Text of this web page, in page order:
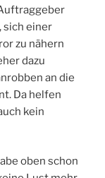
sich einer
zu nähern
dazu
an die
Da helfen
kein
oben schon